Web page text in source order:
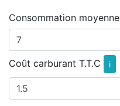
Consommation moyenne
Coût carburant T.T.C
i